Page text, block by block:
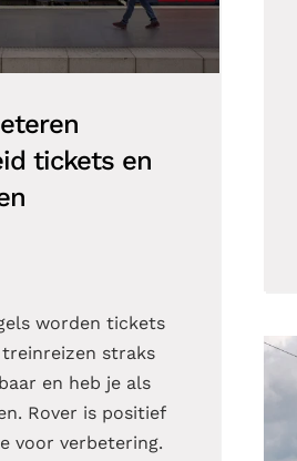
tickets en
worden tickets
straks
en heb je als
Rover is positief
voor verbetering.